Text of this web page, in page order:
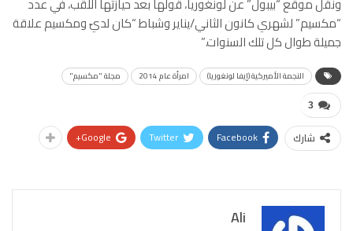
“مكسيم” لشهري كانون الثاني/يناير وشباط “كان لديّ ومكسيم علاقة
جميلة طوال كل تلك السنوات.”
النجمة الأميركية (إيفا لونغوريا) امرأة عام 2014 مجلة "مكسيم"
3
شارك Facebook
Twitter
Google+
Ali